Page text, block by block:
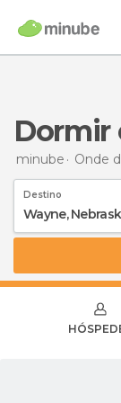
minube Onde
Destino